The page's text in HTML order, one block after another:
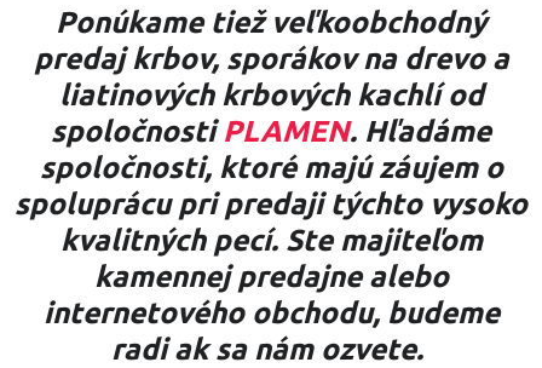
Ponúkame tiež veľkoobchodný
predaj krbov, sporákov na drevo a
liatinových krbových kachlí od
spoločnostiPLAMEN. Hľadáme
spoločnosti, ktoré majú záujem o
spoluprácu pri predaji týchto vysoko
kvalitných pecí. Ste majiteľom
kamennej predajne alebo
internetového obchodu, budeme
radi ak sa nám ozvete.